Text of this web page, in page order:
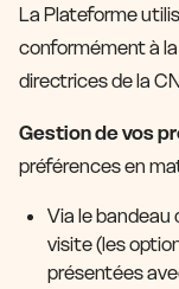
La Plateforme
conformément à
directrices de la
Gestion de vos
préférences en
Via le
visite (les
présentées